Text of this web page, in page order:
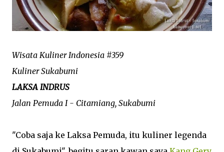
Wisata Kuliner Indonesia #359
Kuliner Sukabumi
LAKSA INDRUS
Jalan Pemuda I - Citamiang, Sukabumi
"Coba saja ke Laksa Pemuda, itu kuliner legenda